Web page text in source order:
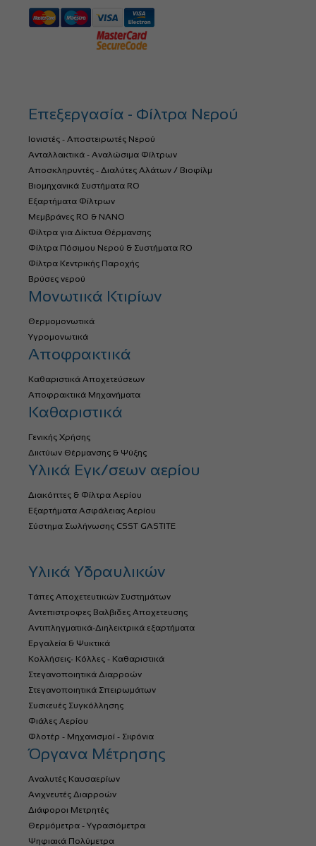
Επεξεργασία - Φίλτρα Νερού
Ιονιστές - Αποστειρωτές Νερού
Ανταλλακτικά - Αναλώσιμα Φίλτρων
Αποσκληρυντές - Διαλύτες Αλάτων / Βιοφίλμ
Βιομηχανικά Συστήματα RO
Εξαρτήματα Φίλτρων
Μεμβράνες RO & NANO
Φίλτρα για Δίκτυα Θέρμανσης
Φίλτρα Πόσιμου Νερού & Συστήματα RO
Φίλτρα Κεντρικής Παροχής
Βρύσες νερού
Μονωτικά Κτιρίων
Θερμομονωτικά
Υγρομονωτικά
Αποφρακτικά
Καθαριστικά Αποχετεύσεων
Αποφρακτικά Μηχανήματα
Καθαριστικά
Γενικής Χρήσης
Δικτύων Θέρμανσης & Ψύξης
Υλικά Εγκ/σεων αερίου
Διακόπτες & Φίλτρα Αερίου
Εξαρτήματα Ασφάλειας Αερίου
Σύστημα Σωλήνωσης CSST GASTITE
Υλικά Υδραυλικών
Τάπες Αποχετευτικών Συστημάτων
Αντεπιστροφες Βαλβιδες Αποχετευσης
Αντιπληγματικά-Διηλεκτρικά εξαρτήματα
Εργαλεία & Ψυκτικά
Κολλήσεις- Κόλλες - Καθαριστικά
Στεγανοποιητικά Διαρροών
Στεγανοποιητικά Σπειρωμάτων
Συσκευές Συγκόλλησης
Φιάλες Αερίου
Φλοτέρ - Μηχανισμοί - Σιφόνια
Όργανα Μέτρησης
Αναλυτές Καυσαερίων
Ανιχνευτές Διαρροών
Διάφοροι Μετρητές
Θερμόμετρα - Υγρασιόμετρα
Ψηφιακά Πολύμετρα